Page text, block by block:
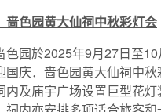
啬色园黄大仙祠中秋彩灯会
色园於2025年9月27日至10
国庆．啬色园黄大仙祠中秋
及庙宇广场设置巨型花灯